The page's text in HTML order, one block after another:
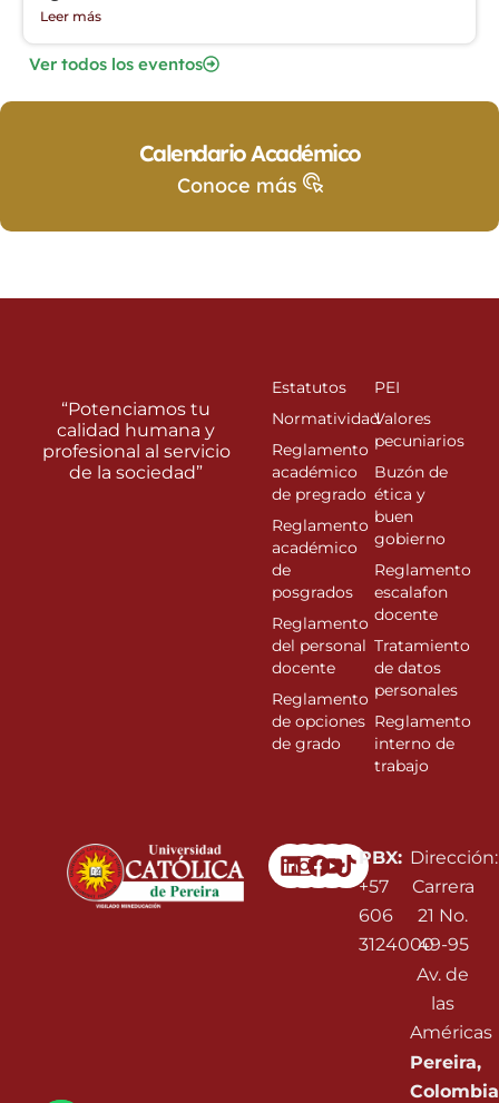
Leer más
Ver todos los eventos
Calendario Académico
Conoce más
Linkedin
Instagram
Facebook
Youtube
PBX:
+57
606
3124000
Dirección:
Carrera
21 No.
49-95
Av. de
las
Américas
Pereira,
Colombia
“Potenciamos tu
calidad humana y
profesional al servicio
de la sociedad”
Estatutos
Normatividad
Reglamento
académico
de pregrado
Reglamento
académico
de
posgrados
Reglamento
del personal
docente
Reglamento
de opciones
de grado
PEI
Valores
pecuniarios
Buzón de
ética y
buen
gobierno
Reglamento
escalafon
docente
Tratamiento
de datos
personales
Reglamento
interno de
trabajo